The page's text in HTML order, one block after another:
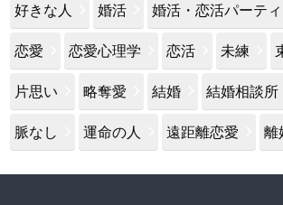
好きな人 婚活 婚活・恋活パーテ
恋愛 恋愛心理学 恋活 未練
片思い 略奪愛 結婚 結婚相談所
脈なし 運命の人 遠距離恋愛 離